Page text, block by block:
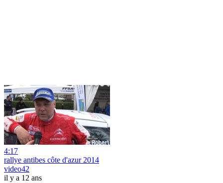
4:17
rallye antibes côte d'azur 2014
video42
il y a 12 ans